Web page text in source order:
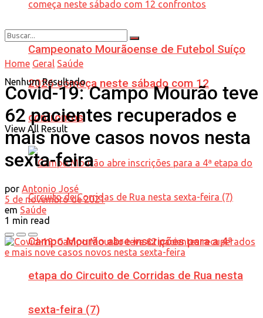
Campeonato Mourãoense de Futebol Suíço
2026 começa neste sábado com 12
confrontos
Campo Mourão abre inscrições para a 4ª
etapa do Circuito de Corridas de Rua nesta
sexta-feira (7)
Nenhum Resultado
View All Result
Home Geral Saúde
Covid-19: Campo Mourão teve
62 pacientes recuperados e
mais nove casos novos nesta
sexta-feira
por Antonio José
5 de novembro de 2021
em Saúde
1 min read